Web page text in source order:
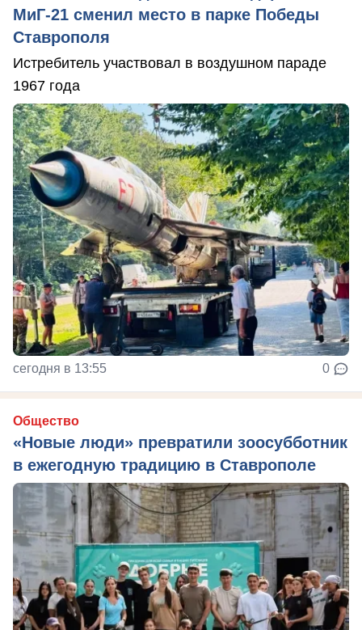
МиГ-21 сменил место в парке Победы
Ставрополя
Истребитель участвовал в воздушном параде
1967 года
сегодня в 13:55 0
Общество
«Новые люди» превратили зоосубботник
в ежегодную традицию в Ставрополе